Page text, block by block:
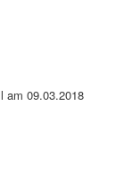
am 09.03.2018